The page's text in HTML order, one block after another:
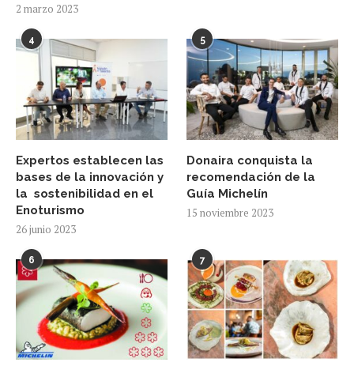
2 marzo 2023
4
Expertos establecen las
bases de la innovación y
la sostenibilidad en el
Enoturismo
26 junio 2023
5
Donaira conquista la
recomendación de la
Guía Michelín
15 noviembre 2023
6 7